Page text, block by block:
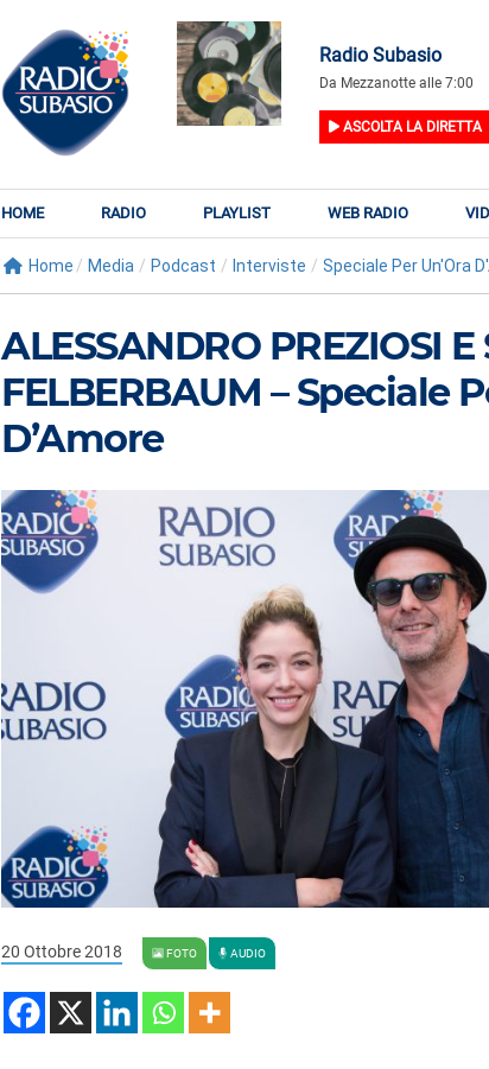
Radio Subasio
Da Mezzanotte alle 7:00
ASCOLTA LA DIRETTA
HOME RADIO PLAYLIST WEB RADIO
Home / Media / Podcast / Interviste / Speciale Per Un'Ora
ALESSANDRO PREZIOSI E
FELBERBAUM – Speciale
D’Amore
20 Ottobre 2018 FOTO AUDIO
KATY PERRY
Watch It Burn
SUBASIO COLLECTION
STEVE WINWOOD
Higher Love
SUBASIO PER UN'ORA D'AMORE
Subasio Per Un'Ora
D'Amore
Ogni canzone,
un'emozione